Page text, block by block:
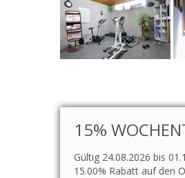
15%
Gültig 24.08.2026 bis
15.00% Rabatt auf den